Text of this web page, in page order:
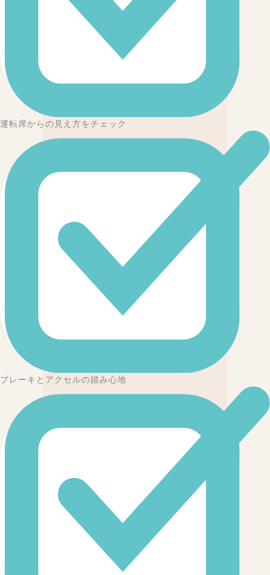
運転席からの見え方をチェック
ブレーキとアクセルの踏み心地